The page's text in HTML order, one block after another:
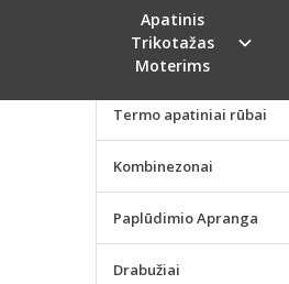
Apatinis
Trikotažas
Moterims
Valentino dienos dovana
Liemenėlės
Termo apatiniai rūbai
Kombinezonai
Paplūdimio Apranga
Drabužiai